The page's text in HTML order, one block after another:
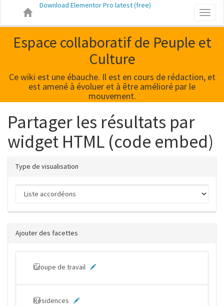
Download Elementor Pro latest (free)
Espace collaboratif de Peuple et
Culture
Ce wiki est une ébauche. Il est en cours de rédaction, et
est amené à évoluer et à être amélioré par le
mouvement.
Partager les résultats par
widget HTML (code embed)
Type de visualisation
Ajouter des facettes
Groupe de travail
Résidences